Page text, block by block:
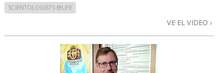
SCIENTOLOGISTS @LIFE
VE EL VIDEO